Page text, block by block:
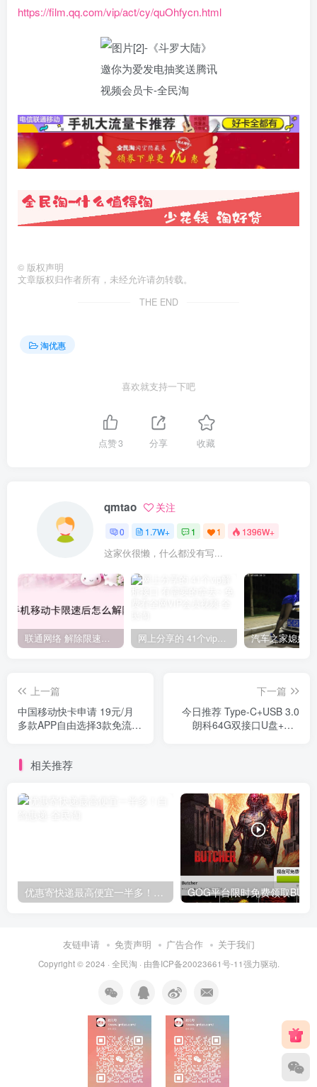
https://film.qq.com/vip/act/cy/quOhfycn.html
© 版权声明
文章版权归作者所有，未经允许请勿转载。
THE END
淘优惠
喜欢就支持一下吧
点赞3 分享 收藏
qmtao 关注
0 1.7W+ 1 1 1396W+
这家伙很懒，什么都没有写...
联通网络 解除限速方法参考！畅享、畅玩、老白干等及其它地区自测了 网上分享的 41个vip解析接口 有需要的拿去~ 免费看全网VIP会员视频
上一篇
中国移动快卡申请 19元/月
多款APP自由选择3款免流量
话1毛/分钟
下一篇
今日推荐 Type-C+USB 3.0
朗科64G双接口U盘+拍2
相关推荐
优惠寄快递最高便宜一半多！白鸽惠递
友链申请 免责声明 广告合作 关于我们
Copyright © 2024 · 全民淘 · 由鲁ICP备20023661号-11强力驱动.